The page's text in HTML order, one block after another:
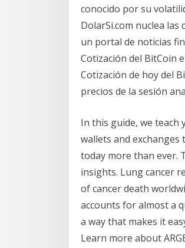
conocido por su
DolarSi.com nuclea las
un portal de noticias
Cotización del BitCoin
Cotización de hoy del
precios de la sesión
In this guide, we
wallets and
today more than ever.
insights. Lung cancer
of cancer death
accounts for almost a
a way that makes it
Learn more about